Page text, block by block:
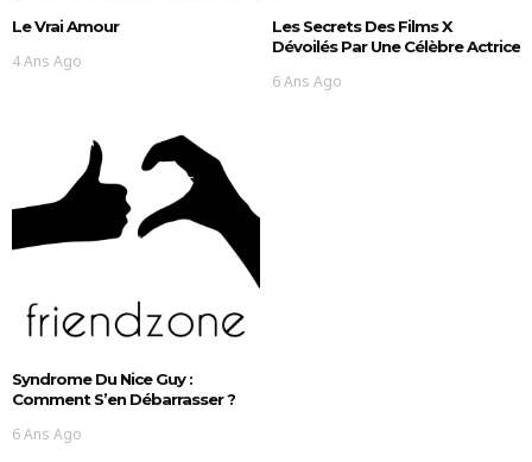
Le Vrai Amour
4 Ans Ago
Les Secrets Des Films X
Dévoilés Par Une Célèbre Actrice
6 Ans Ago
Syndrome Du Nice Guy :
Comment S’en Débarrasser ?
6 Ans Ago